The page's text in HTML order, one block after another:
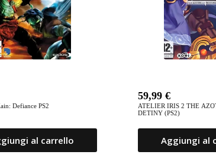
Defiance PS2
al carrello
ATELIER IRIS 2 THE
DETINY (PS2)
59,99€
Aggiungi al